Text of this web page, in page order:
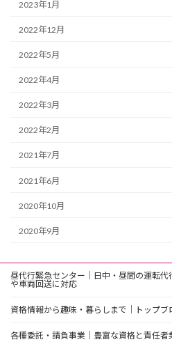
2023年1月
2022年12月
2022年5月
2022年4月
2022年3月
2022年2月
2021年7月
2021年6月
2020年10月
2020年9月
昼代行緊急センター｜日中・昼間の運転
や車両回送に対応
資格情報から趣味・暮らしまで｜トップ
各種委託・請負事業｜豊富な資格と責任